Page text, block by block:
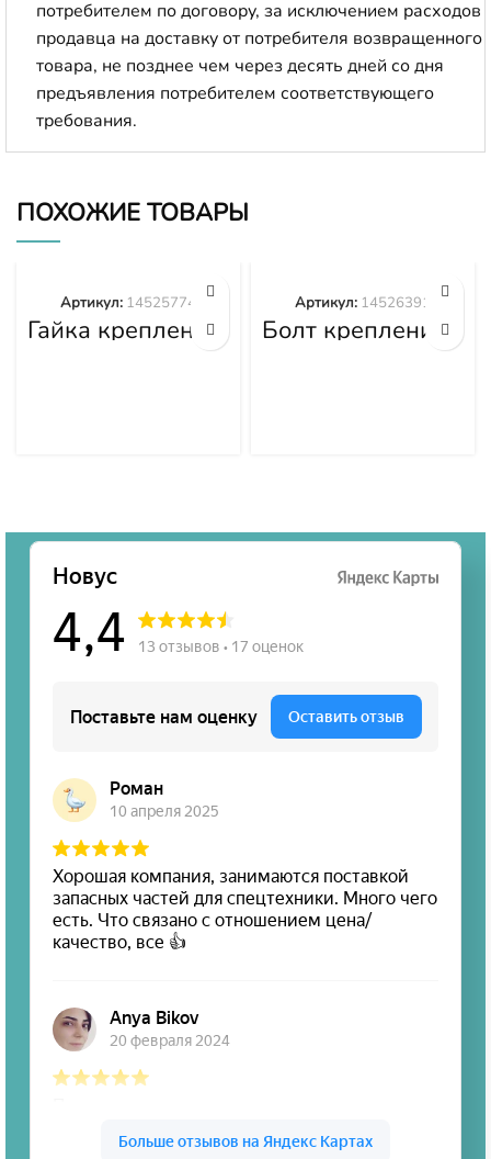
потребителем по договору, за исключением расходов
продавца на доставку от потребителя возвращенного
товара, не позднее чем через десять дней со дня
предъявления потребителем соответствующего
требования.
ПОХОЖИЕ ТОВАРЫ
Гайка крепления
башмака
Артикул: 14525774
Болт крепления
башмака
Артикул: 14526391